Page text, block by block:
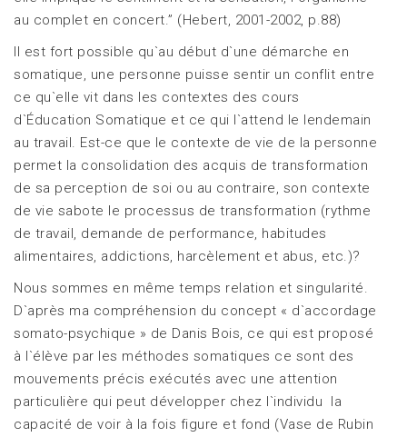
au complet en concert.” (Hebert, 2001-2002, p.88)
Il est fort possible qu`au début d`une démarche en
somatique, une personne puisse sentir un conflit entre
ce qu`elle vit dans les contextes des cours
d`Éducation Somatique et ce qui l`attend le lendemain
au travail. Est-ce que le contexte de vie de la personne
permet la consolidation des acquis de transformation
de sa perception de soi ou au contraire, son contexte
de vie sabote le processus de transformation (rythme
de travail, demande de performance, habitudes
alimentaires, addictions, harcèlement et abus, etc.)?
Nous sommes en même temps relation et singularité.
D`après ma compréhension du concept « d`accordage
somato-psychique » de Danis Bois, ce qui est proposé
à l`élève par les méthodes somatiques ce sont des
mouvements précis exécutés avec une attention
particulière qui peut développer chez l`individu la
capacité de voir à la fois figure et fond (Vase de Rubin